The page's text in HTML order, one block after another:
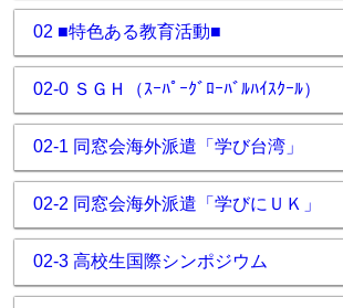
02 ■特色ある教育活動■
02-0 ＳＧＨ（ｽｰﾊﾟｰｸﾞﾛｰﾊﾞﾙﾊｲｽｸｰﾙ）
02-1 同窓会海外派遣「学び台湾」
02-2 同窓会海外派遣「学びにＵＫ」
02-3 高校生国際シンポジウム